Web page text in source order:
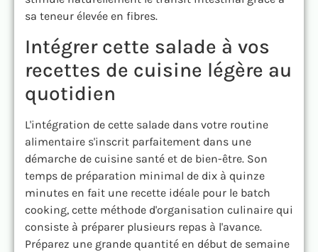
sa teneur élevée en fibres.
Intégrer cette salade à vos
recettes de cuisine légère au
quotidien
L'intégration de cette salade dans votre routine
alimentaire s'inscrit parfaitement dans une
démarche de cuisine santé et de bien-être. Son
temps de préparation minimal de dix à quinze
minutes en fait une recette idéale pour le batch
cooking, cette méthode d'organisation culinaire qui
consiste à préparer plusieurs repas à l'avance.
Préparez une grande quantité en début de semaine